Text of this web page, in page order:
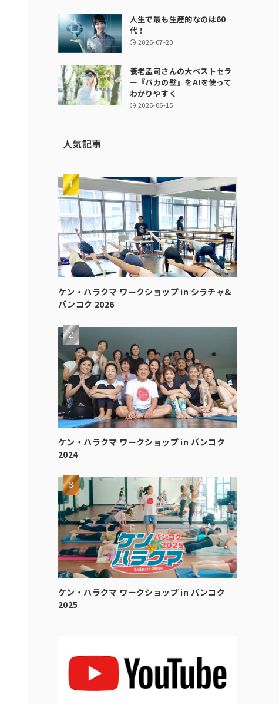
人生で最も生産的なのは60
代！
2026-07-20
養老孟司さんの大ベストセラ
ー『バカの壁』をAIを使って
わかりやすく
2026-06-15
人気記事
ケン・ハラクマ ワークショップ in シラチャ&
バンコク 2026
ケン・ハラクマ ワークショップ in バンコク
2024
ケン・ハラクマ ワークショップ in バンコク
2025